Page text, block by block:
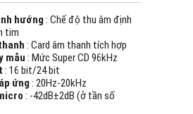
hướng : Chế độ thu âm định
tim
: Card âm thanh tích hợp
mẫu : Mức Super CD 96kHz
: 16 bit/24 bit
ứng : 20Hz-20kHz
: -42dB±2dB (ở tần số